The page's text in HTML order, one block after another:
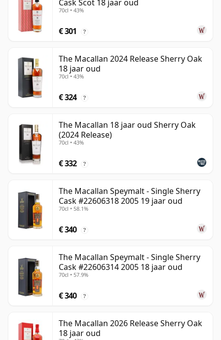
Cask Scot 18 jaar oud
70cl • 43%
€ 301 ?
The Macallan 2024 Release Sherry Oak
18 jaar oud
70cl • 43%
€ 324 ?
The Macallan 18 jaar oud Sherry Oak
(2024 Release)
70cl • 43%
€ 332 ?
The Macallan Speymalt - Single Sherry
Cask #22606318 2005 19 jaar oud
70cl • 58.1%
€ 340 ?
The Macallan Speymalt - Single Sherry
Cask #22606314 2005 18 jaar oud
70cl • 57.9%
€ 340 ?
The Macallan 2026 Release Sherry Oak
18 jaar oud